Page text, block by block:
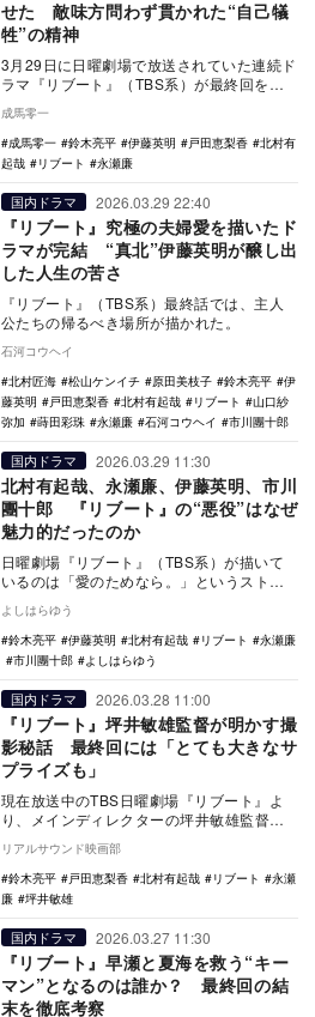
せた 敵味方問わず貫かれた“自己犠
牲”の精神
3月29日に日曜劇場で放送されていた連続ド
ラマ『リブート』（TBS系）が最終回を迎
これまで…
成馬零一
成馬零一
鈴木亮平 伊藤英明 戸田恵梨香
北村有
起哉
リブート 永瀬廉
国内ドラマ 2026.03.29 22:40
『リブート』究極の夫婦愛を描いたド
ラマが完結 “真北”伊藤英明が醸し出
した人生の苦さ
『リブート』（TBS系）最終話では、主人
公たちの帰るべき場所が描かれた。
石河コウヘイ
北村匠海
松山ケンイチ 原田美枝子 鈴木亮平
伊
藤英明
戸田恵梨香 北村有起哉 リブート
山口紗
弥加
蒔田彩珠 永瀬廉 石河コウヘイ 市川團十郎
国内ドラマ 2026.03.29 11:30
北村有起哉、永瀬廉、伊藤英明、市川
團十郎 『リブート』の“悪役”はなぜ
魅力的だったのか
日曜劇場『リブート』（TBS系）が描いて
いるのは「愛のためなら。」というストレ
視聴者の心に…
よしはらゆう
鈴木亮平
伊藤英明 北村有起哉 リブート
永瀬廉
市川團十郎
よしはらゆう
国内ドラマ 2026.03.28 11:00
『リブート』坪井敏雄監督が明かす撮
影秘話 最終回には「とても大きなサ
プライズも」
現在放送中のTBS日曜劇場『リブート』よ
り、メインディレクターの坪井敏雄監督の
インタビューコメントが公開された。
リアルサウンド映画部
鈴木亮平
戸田恵梨香 北村有起哉 リブート
永瀬
廉
坪井敏雄
国内ドラマ 2026.03.27 11:30
『リブート』早瀬と夏海を救う“キー
マン”となるのは誰か？ 最終回の結
末を徹底考察